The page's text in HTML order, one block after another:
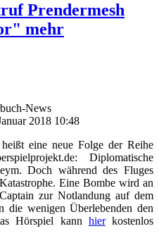
Prendermesh
mehr
News
2018 10:48
heißt eine neue Folge der Reihe
Diplomatische
Doch während des Fluges
Eine Bombe wird an
zur Notlandung auf dem
die wenigen Überlebenden den
Hörspiel kann hierkostenlos